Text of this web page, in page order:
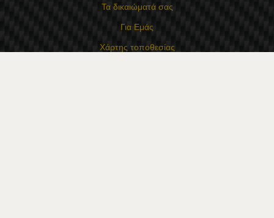
Τα δικαιώματά σας
Για Εμάς
Χάρτης τοποθεσίας